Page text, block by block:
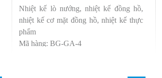
Nhiệt kế lò nướng, nhiệt kế đồng hồ,
nhiệt kế cơ mặt đồng hồ, nhiệt kế thực
phẩm
Mã hàng: BG-GA-4